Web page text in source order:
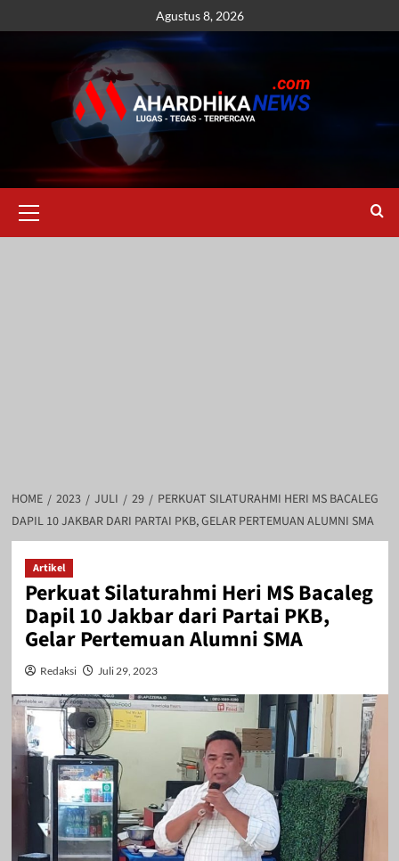
to
Agustus 8, 2026
Menu
HOME 2023 JULI 29
PERKUAT SILATURAHMI HERI MS BACALEG
DAPIL 10 JAKBAR DARI PARTAI PKB, GELAR PERTEMUAN ALUMNI SMA
Artikel
Perkuat Silaturahmi Heri MS Bacaleg
Dapil 10 Jakbar dari Partai PKB,
Gelar Pertemuan Alumni SMA
Redaksi Juli 29, 2023